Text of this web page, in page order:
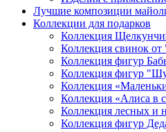
Лучшие композиции
Коллекции для подарков
Коллекция
Коллекция свинок
Коллекция фигур
Коллекция фигур
Коллекция
Коллекция «Алиса в
Коллекция лесных и
Коллекция фигур